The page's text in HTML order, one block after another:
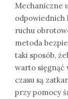
Mechaniczne
odpowiednich
ruchu
metoda
taki sposób,
warto sięgnąć
czasu są
przy pomocy